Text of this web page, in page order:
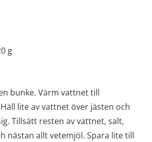
g
bunke. Värm vattnet till
lite av vattnet över jästen och
Tillsätt resten av vattnet, salt,
nästan allt vetemjöl. Spara lite till